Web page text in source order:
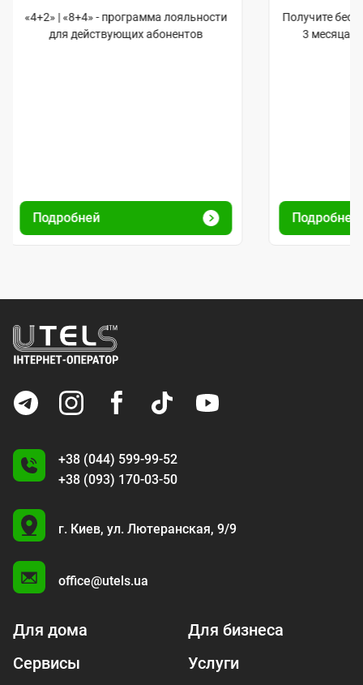
«4+2» | «8+4» - программа лояльности
для действующих абонентов
Подробней
Получите
3 месяца
Подробней
+38 (044) 599-99-52
+38 (093) 170-03-50
U
г. Киев, ул. Лютеранская, 9/9
office@utels.ua
Для дома
Для бизнеса
Сервисы
Услуги